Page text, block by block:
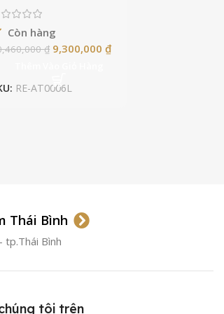
Còn hàng
₫ 9,300,000₫
RE-AT0006L
Thái Bình
tp.Thái Bình
tôi trên